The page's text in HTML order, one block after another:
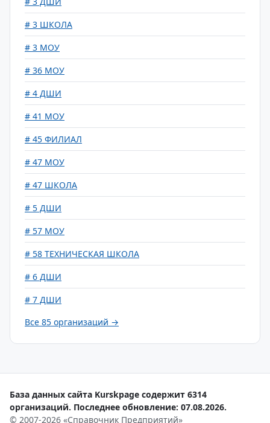
# 3 ШКОЛА
# 3 МОУ
# 36 МОУ
# 4 ДШИ
# 41 МОУ
# 45 ФИЛИАЛ
# 47 МОУ
# 47 ШКОЛА
# 5 ДШИ
# 57 МОУ
# 58 ТЕХНИЧЕСКАЯ ШКОЛА
# 6 ДШИ
# 7 ДШИ
Все 85 организаций →
База данных сайта Kurskpage содержит 6314
организаций. Последнее обновление: 07.08.2026.
© 2007-2026 «Справочник Предприятий»